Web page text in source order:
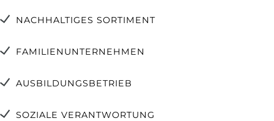
NACHHALTIGES SORTIMENT
FAMILIENUNTERNEHMEN
AUSBILDUNGSBETRIEB
SOZIALE VERANTWORTUNG